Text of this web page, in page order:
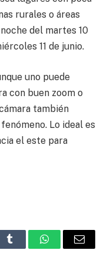
rurales o áreas
del martes 10
11 de junio.
uno puede
con buen zoom o
también
Lo ideal es
el este para
Tumblr WhatsAppEmail